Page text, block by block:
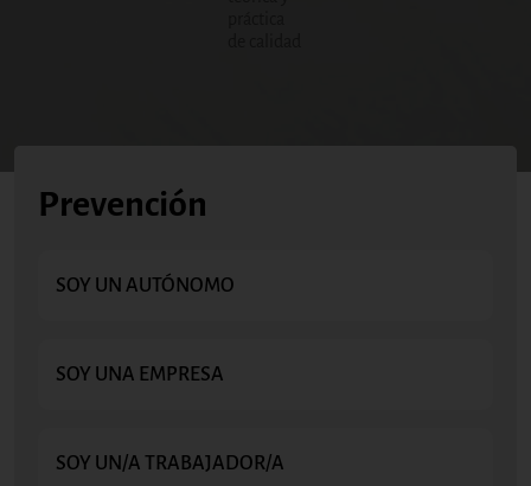
Prevención
SOY UN AUTÓNOMO
SOY UNA EMPRESA
SOY UN/A TRABAJADOR/A